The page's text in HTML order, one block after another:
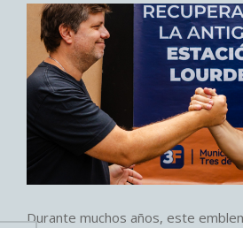
Durante muchos años, este